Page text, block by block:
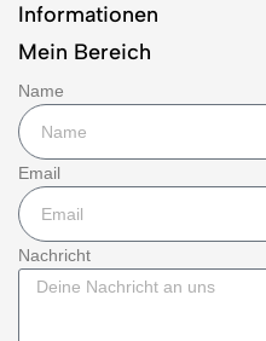
Informationen
Mein Bereich
Name
Email
Nachricht